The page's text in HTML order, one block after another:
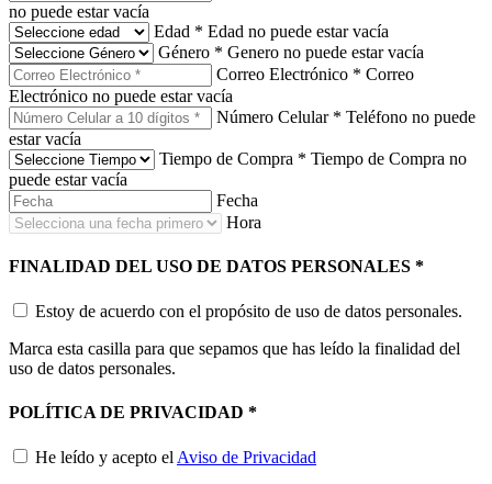
no puede estar vacía
Edad * Edad no puede estar vacía
Género * Genero no puede estar vacía
Correo Electrónico * Correo
Electrónico no puede estar vacía
Número Celular * Teléfono no puede
estar vacía
Tiempo de Compra * Tiempo de Compra no
puede estar vacía
Fecha
Hora
FINALIDAD DEL USO DE DATOS PERSONALES *
Estoy de acuerdo con el propósito de uso de datos personales.
Marca esta casilla para que sepamos que has leído la finalidad del
uso de datos personales.
POLÍTICA DE PRIVACIDAD *
He leído y acepto el Aviso de Privacidad